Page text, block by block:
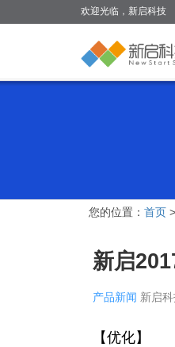
欢迎光临，新启科技
您的位置： 首页 >
新启
产品新闻 新启
【优化】